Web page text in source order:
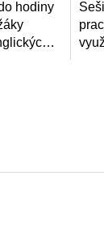
hodiny
5